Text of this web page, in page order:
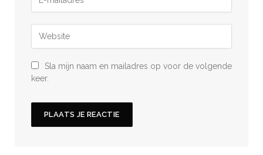
Sla mijn naam en mailadres op voor de volgende
keer.